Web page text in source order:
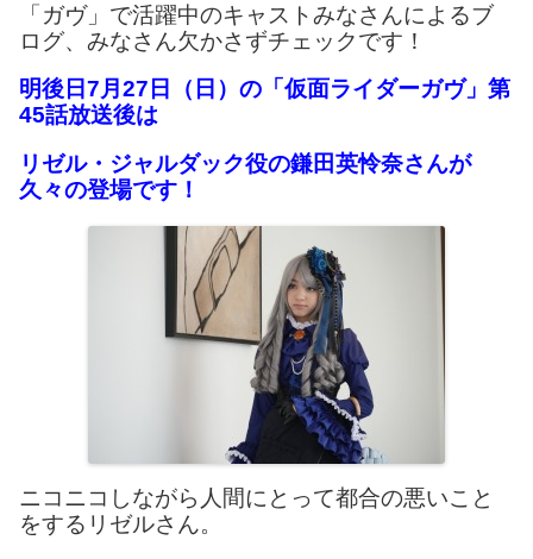
「ガヴ」で活躍中のキャストみなさんによるブ
ログ、みなさん欠かさずチェックです！
明後日7月27日（日）の「仮面ライダーガヴ」第
45話放送後は
リゼル・ジャルダック役の鎌田英怜奈さんが
久々の登場です！
ニコニコしながら人間にとって都合の悪いこと
をするリゼルさん。